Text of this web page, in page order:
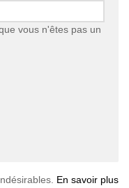
vous n'êtes pas un
En savoir plus